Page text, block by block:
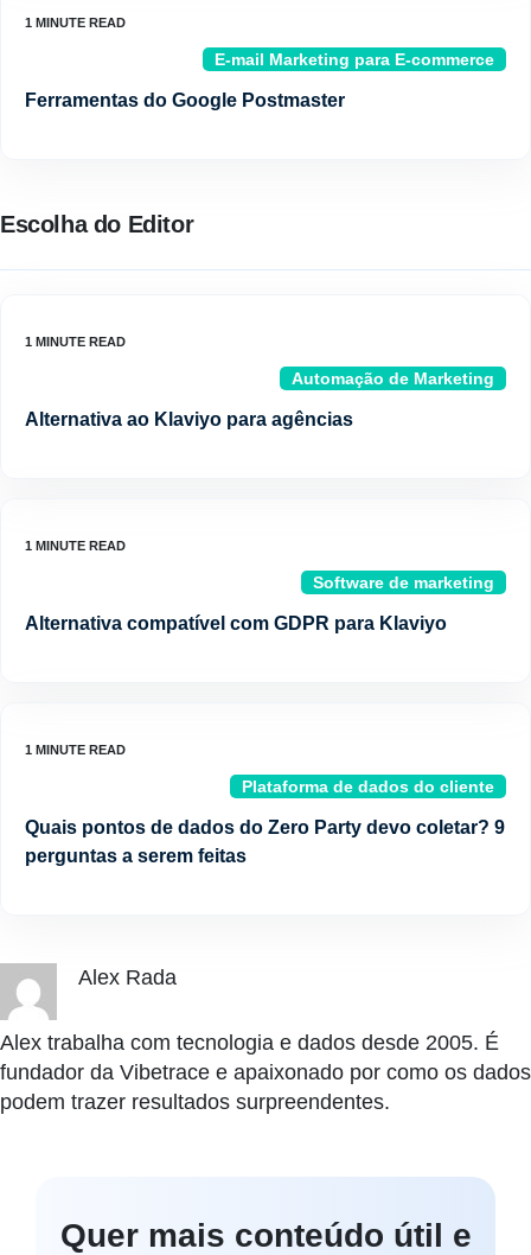
E-mail Marketing para E-commerce
Ferramentas do Google Postmaster
Escolha do Editor
Automação de Marketing
Alternativa ao Klaviyo para agências
Software de marketing
Alternativa compatível com GDPR para Klaviyo
Plataforma de dados do cliente
Quais pontos de dados do Zero Party devo coletar? 9
perguntas a serem feitas
Alex Rada
Alex trabalha com tecnologia e dados desde 2005. É
fundador da Vibetrace e apaixonado por como os dados
podem trazer resultados surpreendentes.
Quer mais conteúdo útil e